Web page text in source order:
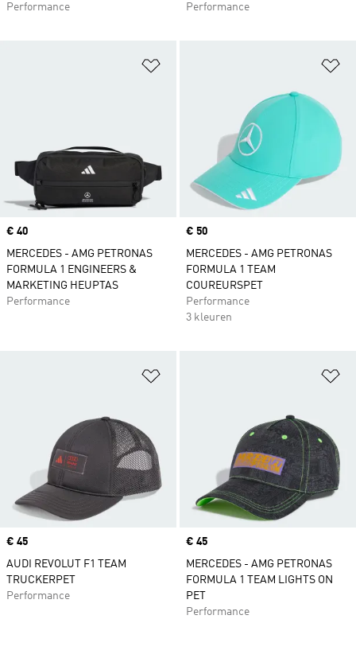
Performance
Performance
Price
€ 40
MERCEDES - AMG PETRONAS
FORMULA 1 ENGINEERS &
MARKETING HEUPTAS
Performance
Price
€ 50
MERCEDES - AMG PETRONAS
FORMULA 1 TEAM
COUREURSPET
Performance
3 kleuren
Price
€ 45
AUDI REVOLUT F1 TEAM
TRUCKERPET
Performance
Price
€ 45
MERCEDES - AMG PETRONAS
FORMULA 1 TEAM LIGHTS ON
PET
Performance